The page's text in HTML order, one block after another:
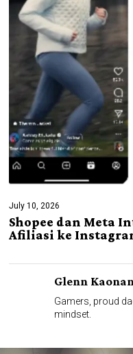
July 10, 2026
Shopee dan Meta
Afiliasi ke
Glenn
Gamers, proud
mindset.